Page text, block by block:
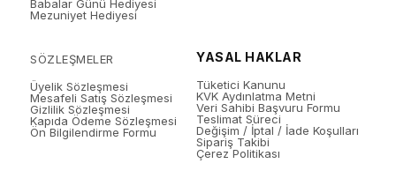
Babalar Günü Hediyesi
Mezuniyet Hediyesi
SÖZLEŞMELER
Üyelik Sözleşmesi
Mesafeli Satış Sözleşmesi
Gizlilik Sözleşmesi
Kapıda Ödeme Sözleşmesi
Ön Bilgilendirme Formu
YASAL HAKLAR
Tüketici Kanunu
KVK Aydınlatma Metni
Veri Sahibi Başvuru Formu
Teslimat Süreci
Değişim / İptal / İade Koşulları
Sipariş Takibi
Çerez Politikası